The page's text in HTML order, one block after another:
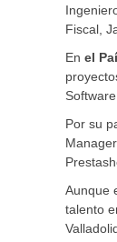
Fiscal,
En el
Por su
Aunque
talento